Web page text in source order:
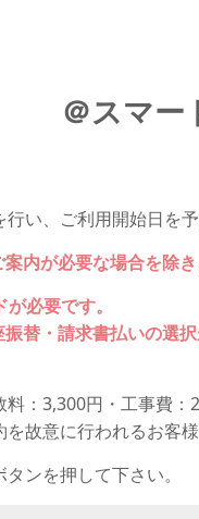
＠スマ
い、ご利用開始日を予
内が必要な場合を除
必要です。
替・請求書払いの選択
：3,300円・工事費
故意に行われるお客
ンを押して下さい。